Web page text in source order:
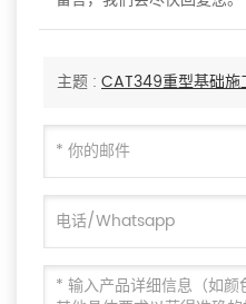
主题 : CAT349重型基础施